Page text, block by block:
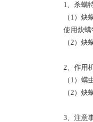
1、杀螨
（1）
使用炔螨
（2）炔
2、作用
（1）螨
（2）炔
3、注意